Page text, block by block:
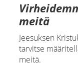
meitä
Jeesuksen
tarvitse
meitä.